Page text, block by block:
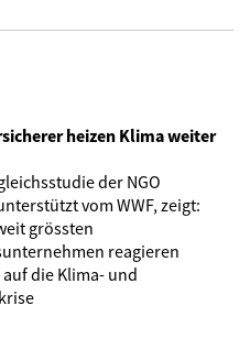
heizen Klima weiter
der NGO
vom WWF, zeigt:
grössten
reagieren
die Klima- und